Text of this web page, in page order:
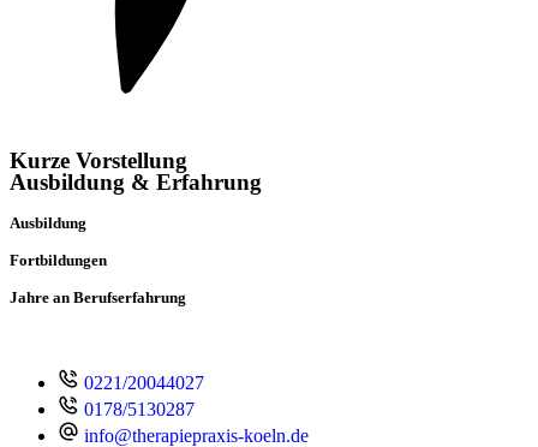
Kurze Vorstellung
Ausbildung & Erfahrung
Ausbildung
Fortbildungen
Jahre an Berufserfahrung
0221/20044027
0178/5130287
info@therapiepraxis-koeln.de